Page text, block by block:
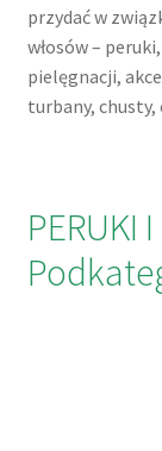
przydać w
włosów –
pielęgnacji,
turbany, chusty,
PERUKI